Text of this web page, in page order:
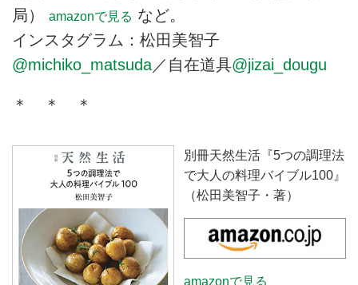
局）
amazonで見る など。
インスタグラム：松田美智子
@michiko_matsuda／自在道具@jizai_dougu
＊ ＊ ＊
別冊天然生活『5つの調理法
で大人の料理バイブル100』
（松田美智子・著）
amazonで見る